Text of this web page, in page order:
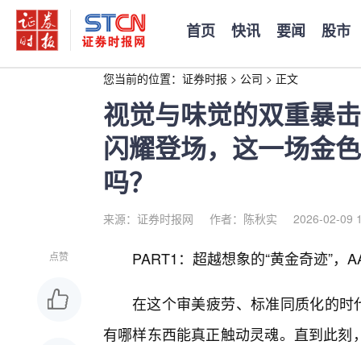
首页 快讯 要闻 股市
您当前的位置： 证券时报 > 公司 > 正文
视觉与味觉的双重暴
闪耀登场，这一场金
吗？
来源：证券时报网 作者：陈秋实 2026-02-09
点赞 PART1：超越想象的“黄金奇迹”，
在这个审美疲劳、标准同质化的时
有哪样东西能真正触动灵魂。直到此刻